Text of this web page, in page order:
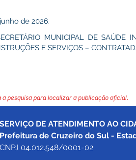
de 2026.
MUNICIPAL DE SAÚDE
E SERVIÇOS –
pesquisa para localizar a publicação oficial.
SERVIÇO DE ATENDIMENTO AO
Prefeitura de Cruzeiro do Sul -
CNPJ 04.012.548/0001-02